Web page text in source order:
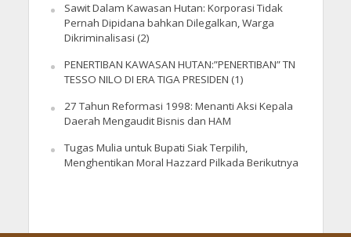
Sawit Dalam Kawasan Hutan: Korporasi Tidak
Pernah Dipidana bahkan Dilegalkan, Warga
Dikriminalisasi (2)
PENERTIBAN KAWASAN HUTAN:”PENERTIBAN” TN
TESSO NILO DI ERA TIGA PRESIDEN (1)
27 Tahun Reformasi 1998: Menanti Aksi Kepala
Daerah Mengaudit Bisnis dan HAM
Tugas Mulia untuk Bupati Siak Terpilih,
Menghentikan Moral Hazzard Pilkada Berikutnya